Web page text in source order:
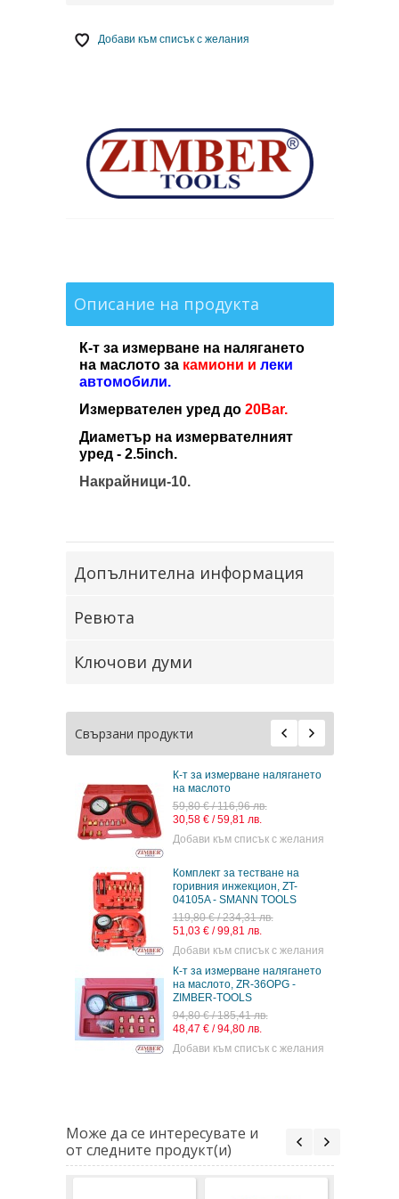
Добави към списък с желания
Описание на продукта
К-т за измерване на налягането
на маслото за камиони и леки
автомобили.
Измервателен уред до 20Bar.
Диаметър на измервателният
уред - 2.5inch.
Накрайници-10.
Допълнителна информация
Ревюта
Ключови думи
Свързани продукти
К-т за измерване налягането
на маслото
59,80 € / 116,96 лв.
30,58 € / 59,81 лв.
Добави към списък с желания
Комплект за тестване на
горивния инжекцион, ZT-
04105A - SMANN TOOLS
119,80 € / 234,31 лв.
51,03 € / 99,81 лв.
Добави към списък с желания
К-т за измерване налягането
на маслото, ZR-36OPG -
ZIMBER-TOOLS
94,80 € / 185,41 лв.
48,47 € / 94,80 лв.
Добави към списък с желания
Може да се интересувате и
от следните продукт(и)